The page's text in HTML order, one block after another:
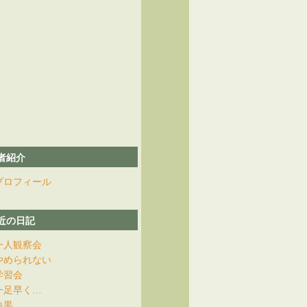
紹介
ロフィール
の日記
人観察会
められない
習会
足早く…